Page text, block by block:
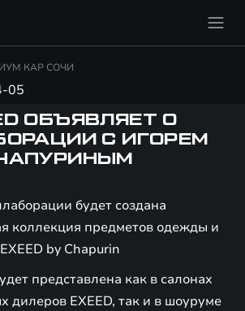
КАР СОЧИ
05
ОБЪЯВЛЯЕТ О
С ИГОРЕМ
будет создана
коллекция предметов одежды и
by Chapurin
представлена как в салонах
дилеров EXEED, так и в шоуруме